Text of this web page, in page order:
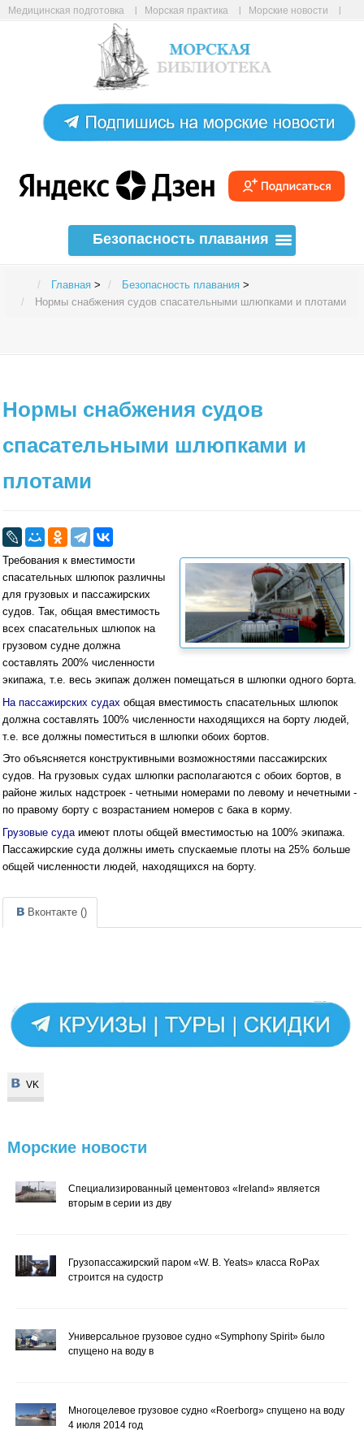
Медицинская подготовка Морская практика
Морские новости
Авиабилеты онлайн
Безопасность плавания
Главная > Безопасность плавания >
Нормы снабжения судов спасательными шлюпками и плотами
Нормы снабжения судов
спасательными шлюпками и
плотами
Требования к вместимости
спасательных шлюпок различны
для грузовых и пассажирских
судов. Так, общая вместимость
всех спасательных шлюпок на
грузовом судне должна
составлять 200% численности
экипажа, т.е. весь экипаж должен помещаться в шлюпки одного борта.
На пассажирских судах общая вместимость спасательных шлюпок
должна составлять 100% численности находящихся на борту людей,
т.е. все должны поместиться в шлюпки обоих бортов.
Это объясняется конструктивными возможностями пассажирских
судов. На грузовых судах шлюпки располагаются с обоих бортов, в
районе жилых надстроек - четными номерами по левому и нечетными -
по правому борту с возрастанием номеров с бака в корму.
Грузовые суда имеют плоты общей вместимостью на 100% экипажа.
Пассажирские суда должны иметь спускаемые плоты на 25% больше
общей численности людей, находящихся на борту.
Вконтакте ()
VK
VK
Морские новости
Специализированный цементовоз «Ireland» является
вторым в серии из дву
Грузопассажирский паром «W. B. Yeats» класса RoPax
строится на судостр
Универсальное грузовое судно «Symphony Spirit» было
спущено на воду в
Многоцелевое грузовое судно «Roerborg» спущено на воду
4 июля 2014 год